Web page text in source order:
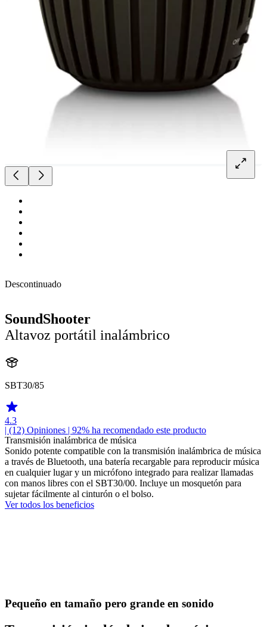
Descontinuado
SoundShooter
Altavoz portátil inalámbrico
SBT30/85
4.3
| (12) Opiniones | 92% ha recomendado este producto
Transmisión inalámbrica de música
Sonido potente compatible con la transmisión inalámbrica de música
a través de Bluetooth, una batería recargable para reproducir música
en cualquier lugar y un micrófono integrado para realizar llamadas
con manos libres con el SBT30/00. Incluye un mosquetón para
sujetar fácilmente al cinturón o el bolso.
Ver todos los beneficios
Pequeño en tamaño pero grande en sonido